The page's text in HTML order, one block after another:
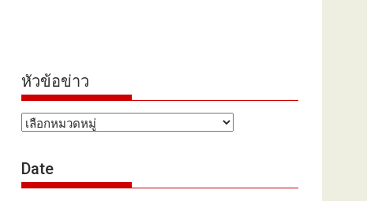
หัวข้อข่าว
หัวข้อ
Date